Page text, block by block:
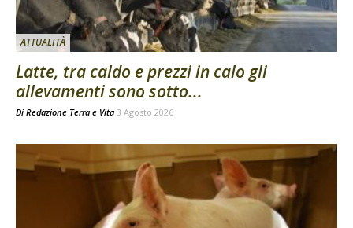
ATTUALITÀ
Latte, tra caldo e prezzi in calo gli
allevamenti sono sotto...
Di Redazione Terra e Vita 3 Agosto 2026